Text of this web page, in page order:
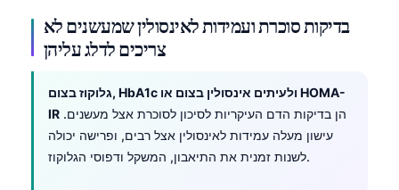
בדיקות סוכרת ועמידות לאינסולין שמעשנים לא
צריכים לדלג עליהן
גלוקוז בצום, HbA1c ולעיתים אינסולין בצום או HOMA-
IR
עישון מעלה עמידות לאינסולין אצל רבים, ופרישה יכולה
לשנות זמנית את התיאבון, המשקל ודפוסי הגלוקוז.